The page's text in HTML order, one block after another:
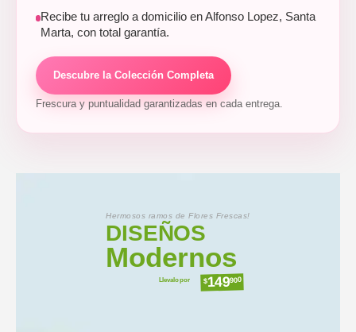
Recibe tu arreglo a domicilio en Alfonso Lopez, Santa
Marta, con total garantía.
Descubre la Colección Completa
Frescura y puntualidad garantizadas en cada entrega.
Hermosos ramos de Flores Frescas!
DISEÑOS
Modernos
Llevalo por $149900